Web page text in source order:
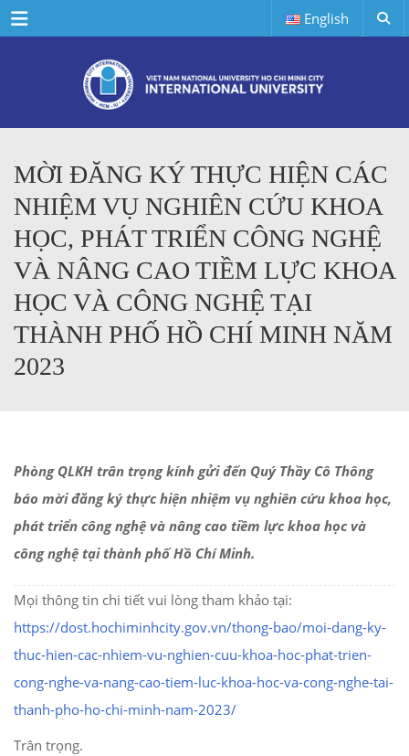
Menu English
MỜI ĐĂNG KÝ THỰC HIỆN CÁC
NHIỆM VỤ NGHIÊN CỨU KHOA
HỌC, PHÁT TRIỂN CÔNG NGHỆ
VÀ NÂNG CAO TIỀM LỰC KHOA
HỌC VÀ CÔNG NGHỆ TẠI
THÀNH PHỐ HỒ CHÍ MINH NĂM
2023
Phòng QLKH trân trọng kính gửi đến Quý Thầy Cô Thông
báo mời đăng ký thực hiện nhiệm vụ nghiên cứu khoa học,
phát triển công nghệ và nâng cao tiềm lực khoa học và
công nghệ tại thành phố Hồ Chí Minh.
Mọi thông tin chi tiết vui lòng tham khảo tại:
https://dost.hochiminhcity.gov.vn/thong-bao/moi-dang-ky-
thuc-hien-cac-nhiem-vu-nghien-cuu-khoa-hoc-phat-trien-
cong-nghe-va-nang-cao-tiem-luc-khoa-hoc-va-cong-nghe-tai-
thanh-pho-ho-chi-minh-nam-2023/
Trân trọng.